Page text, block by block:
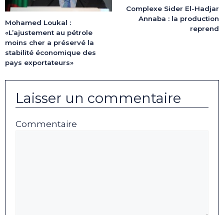
Mohamed Loukal :
«L’ajustement au pétrole
moins cher a préservé la
stabilité économique des
pays exportateurs»
Complexe Sider El-Hadjar
Annaba : la production
reprend
Laisser un commentaire
Commentaire